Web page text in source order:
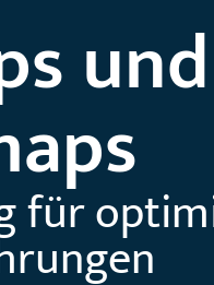
und
für